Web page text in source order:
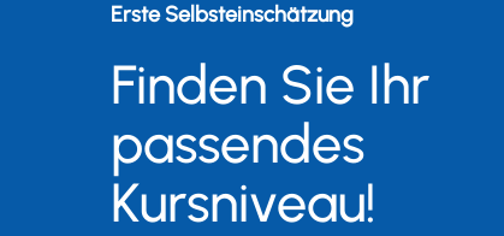
Erste Selbsteinschätzung
Finden Sie Ihr
passendes
Kursniveau!